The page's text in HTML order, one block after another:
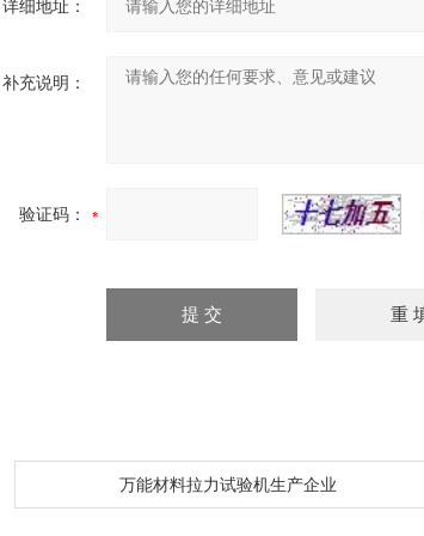
详细地址：
补充说明：
验证码：
万能材料拉力试验机生产企业